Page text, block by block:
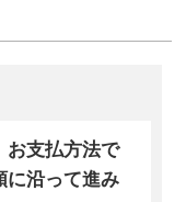
お支払方法で
に沿って進み